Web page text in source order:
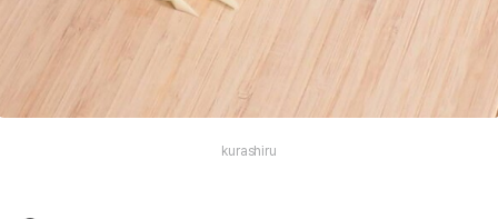
kurashiru